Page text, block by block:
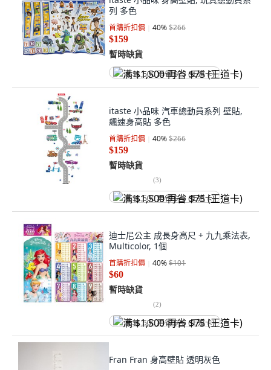
列 多色
首購折扣價 40%$266
$159
暫時缺貨
满 $1,500 再省 $75 (王道卡)
itaste 小品味 汽車總動員系列 壁貼,
飆速身高貼 多色
首購折扣價 40%$266
$159
暫時缺貨
(3)
满 $1,500 再省 $75 (王道卡)
迪士尼公主 成長身高尺 + 九九乘法表,
Multicolor, 1個
首購折扣價 40%$101
$60
暫時缺貨
(2)
满 $1,500 再省 $75 (王道卡)
Fran Fran 身高壁貼 透明灰色